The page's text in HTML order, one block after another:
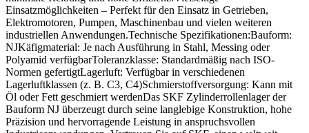
Einsatzmöglichkeiten – Perfekt für den Einsatz in Getrieben,
Elektromotoren, Pumpen, Maschinenbau und vielen weiteren
industriellen Anwendungen.Technische Spezifikationen:Bauform:
NJKäfigmaterial: Je nach Ausführung in Stahl, Messing oder
Polyamid verfügbarToleranzklasse: Standardmäßig nach ISO-
Normen gefertigtLagerluft: Verfügbar in verschiedenen
Lagerluftklassen (z. B. C3, C4)Schmierstoffversorgung: Kann mit
Öl oder Fett geschmiert werdenDas SKF Zylinderrollenlager der
Bauform NJ überzeugt durch seine langlebige Konstruktion, hohe
Präzision und hervorragende Leistung in anspruchsvollen